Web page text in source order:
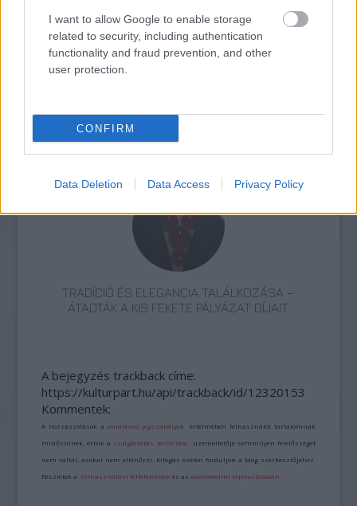
I want to allow Google to enable storage
related to security, including authentication
functionality and fraud prevention, and other
user protection.
CONFIRM
Data Deletion Data Access Privacy Policy
VECSEI H. MIKLÓS A ZSÁMBÉKI NYÁRI
SZÍNHÁZRÓL
TRADÍCIÓ ÉS ELEGANCIA TALÁLKOZÁSA –
ÁTADTÁK A KIS FEKETE PÁLYÁZAT DÍJAIT
A bejegyzés trackback címe:
https://kulturpart.hu/api/trackback/id/12320153
Kommentek:
A hozzászólások avonatkozó jogszabályok értelmében felhasználói tartalomnak
minősülnek, értük a szolgáltatás technikai üzemeltetője semmilyen felelősséget
nem vállal, azokat nem ellenőrzi. Kifogás esetén forduljon a blog szerkesztőjéhez.
Részletek a Felhasználási feltételekben és azadatvédelmi tájékoztatóban